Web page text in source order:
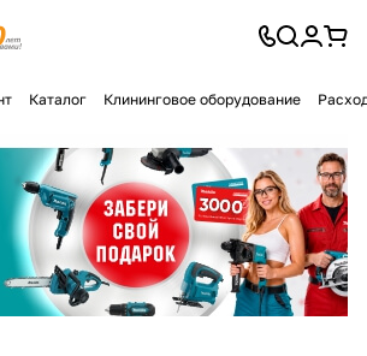
Каталог Клининговое оборудование
части